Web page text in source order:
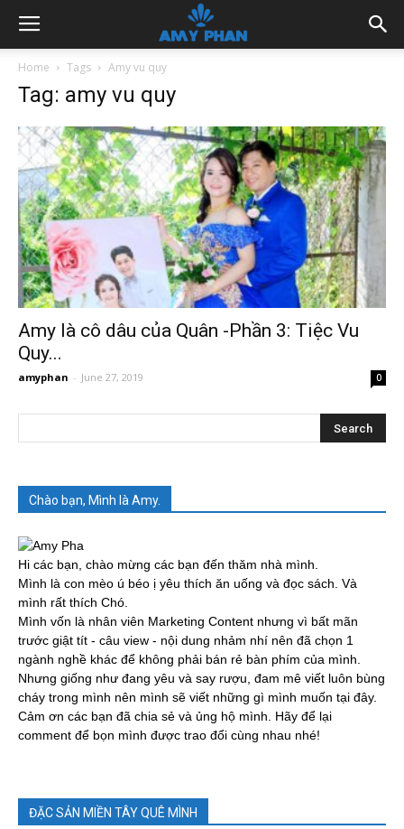
Home Tags Amy vu quy
Tag: amy vu quy
Amy là cô dâu của Quân -Phần 3: Tiệc Vu
Quy...
amyphan - June 27, 2019 0
Chào bạn, Mình là Amy.
Hi các bạn, chào mừng các bạn đến thăm nhà mình.
Mình là con mèo ú béo ị yêu thích ăn uống và đọc sách. Và
mình rất thích Chó.
Mình vốn là nhân viên Marketing Content nhưng vì bất mãn
trước giật tít - câu view - nội dung nhảm nhí nên đã chọn 1
ngành nghề khác để không phải bán rẻ bàn phím của mình.
Nhưng giống như đang yêu và say rượu, đam mê viết luôn bùng
cháy trong mình nên mình sẽ viết những gì mình muốn tại đây.
Cảm ơn các bạn đã chia sẻ và ủng hộ mình. Hãy để lại
comment để bọn mình được trao đổi cùng nhau nhé!
ĐẶC SẢN MIỀN TÂY QUÊ MÌNH